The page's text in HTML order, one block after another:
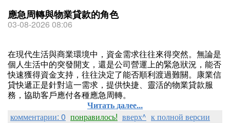
應急周轉與物業貸款的角色
03-08-2026 08:06
在現代生活與商業環境中，資金需求往往來得突然。無論是
個人生活中的突發開支，還是公司營運上的緊急狀況，能否
快速獲得資金支持，往往決定了能否順利渡過難關。康業信
貸快遞正是針對這一需求，提供快捷、靈活的物業貸款服
務，協助客戶應付各種應急周轉。
Читать далее...
комментарии: 0 понравилось! вверх^ к полной версии